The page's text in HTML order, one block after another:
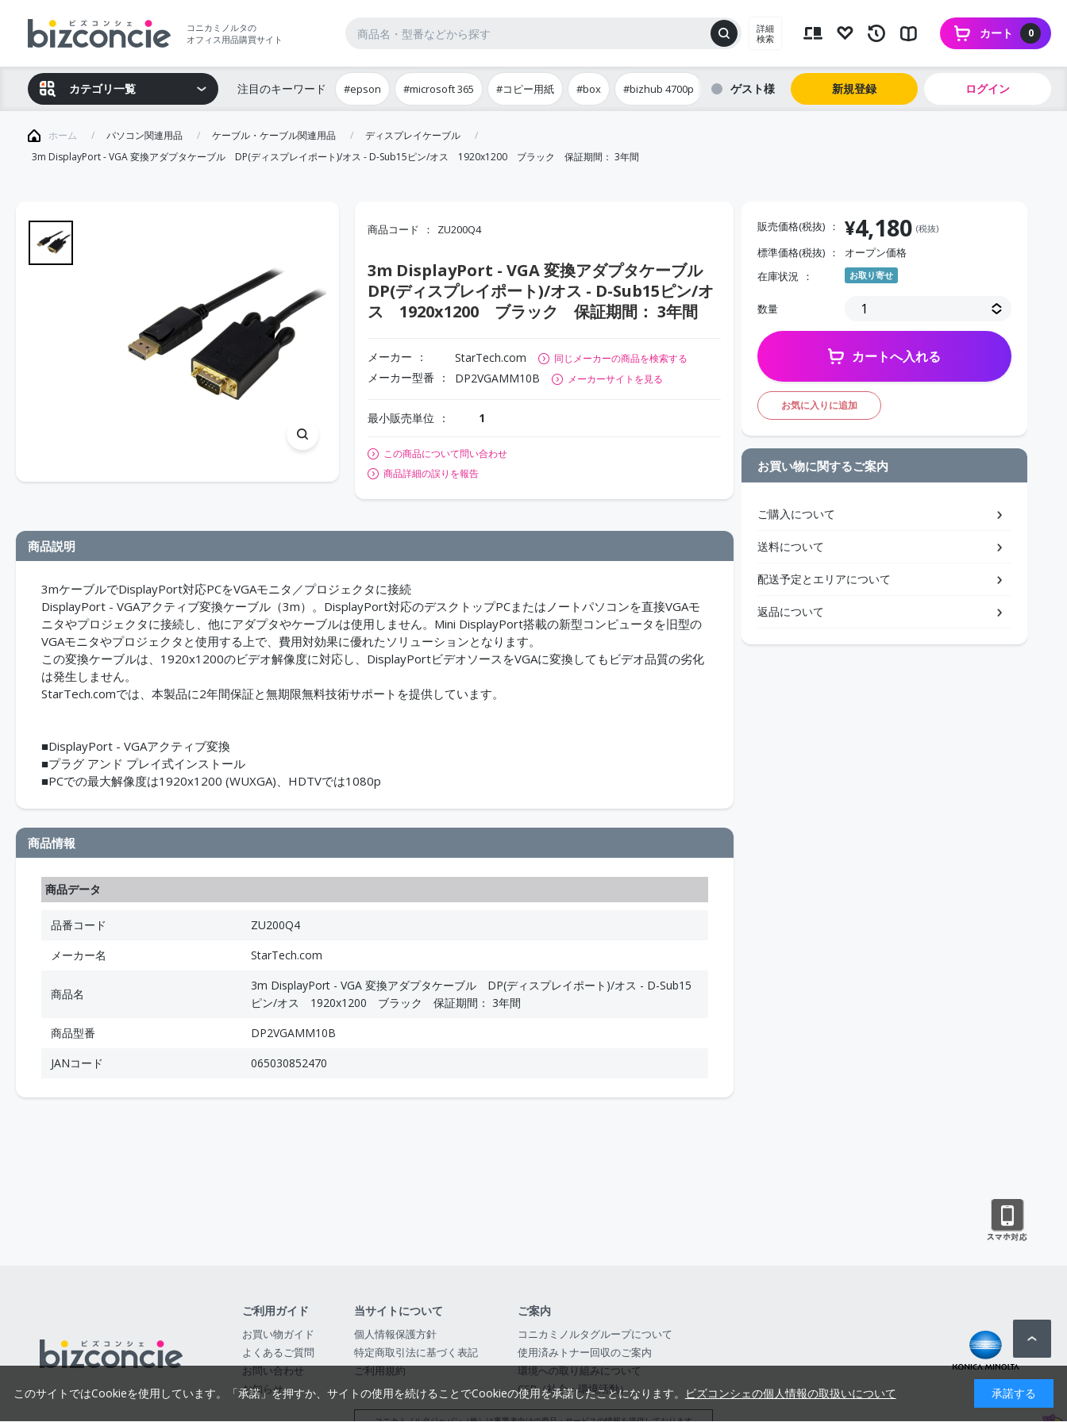
コニカミノルタの
オフィス用品購買サイト
詳細
検索
0
カート
カテゴリ一覧 注目のキーワード #epson #microsoft 365 #コピー用紙 #box #bizhub 4700p ゲスト 新規登録 ログイン
ホーム パソコン関連用品 ケーブル・ケーブル関連用品
ディスプレイケーブル
3m DisplayPort - VGA 変換アダプタケーブル DP(ディスプレイポート)/オス - D-Sub15ピン/オス 1920x1200 ブラック 保証期間： 3年間
商品コード ZU200Q4
3m DisplayPort - VGA 変換アダプタケーブル
DP(ディスプレイポート)/オス - D-Sub15ピン/オ
ス 1920x1200 ブラック 保証期間： 3年間
メーカー StarTech.com 同じメーカーの商品を検索する
メーカー型番 DP2VGAMM10B メーカーサイトを見る
最小販売単位 1
この商品について問い合わせ
商品詳細の誤りを報告
商品説明
3mケーブルでDisplayPort対応PCをVGAモニタ／プロジェクタに接続
DisplayPort - VGAアクティブ変換ケーブル（3m）。DisplayPort対応のデスクトップPCまたはノートパソコンを直接VGAモ
ニタやプロジェクタに接続し、他にアダプタやケーブルは使用しません。Mini DisplayPort搭載の新型コンピュータを旧型の
VGAモニタやプロジェクタと使用する上で、費用対効果に優れたソリューションとなります。
この変換ケーブルは、1920x1200のビデオ解像度に対応し、DisplayPortビデオソースをVGAに変換してもビデオ品質の劣化
は発生しません。
StarTech.comでは、本製品に2年間保証と無期限無料技術サポートを提供しています。
■DisplayPort - VGAアクティブ変換
■プラグ アンド プレイ式インストール
■PCでの最大解像度は1920x1200 (WUXGA)、HDTVでは1080p
商品情報
商品データ
品番コード
ZU200Q4
メーカー名
StarTech.com
商品名
3m DisplayPort - VGA 変換アダプタケーブル DP(ディスプレイポート)/オス - D-Sub15
ピン/オス 1920x1200 ブラック 保証期間： 3年間
商品型番
DP2VGAMM10B
JANコード
065030852470
販売価格(税抜) ¥4,180 (税抜)
標準価格(税抜)
オープン価格
在庫状況
お取り寄せ
数量
カートへ入れる
お気に入りに追加
お買い物に関するご案内
ご購入について
送料について
配送予定とエリアについて
返品について
ご利用ガイド
お買い物ガイド
よくあるご質問
お問い合わせ
お知らせ
当サイトについて
個人情報保護方針
特定商取引法に基づく表記
ご利用規約
ご案内
コニカミノルタグループについて
使用済みトナー回収のご案内
環境への取り組みについて
CSR（社会・環境活動）
このサイトではCookieを使用しています。「承諾」を押すか、サイトの使用を続けることでCookieの使用を承諾したことになります。 ビズコンシェの個人情報の取扱いについて 承諾する